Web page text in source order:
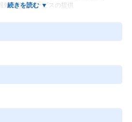
処理等のサービスの提供
る調査・分析、情報処理システムの